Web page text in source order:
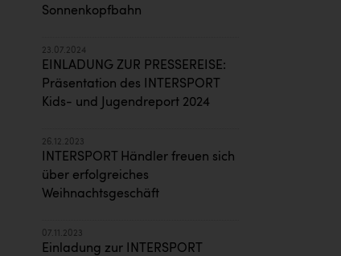
Sonnenkopfbahn
23.07.2024
EINLADUNG ZUR PRESSEREISE:
Präsentation des INTERSPORT
Kids- und Jugendreport 2024
26.12.2023
INTERSPORT Händler freuen sich
über erfolgreiches
Weihnachtsgeschäft
07.11.2023
Einladung zur INTERSPORT